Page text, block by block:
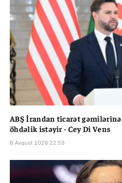
ABŞ İrandan ticarət gəmilərinə
öhdəlik istəyir - Cey Di Vens
8 Avqust 2026 22:59